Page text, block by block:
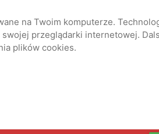
na Twoim komputerze.
przeglądarki internetowej.
plików cookies.